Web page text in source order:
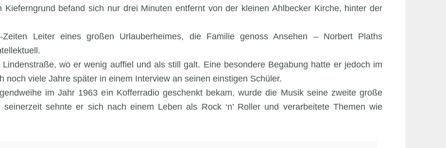
befand sich nur drei Minuten entfernt von der kleinen Ahlbecker Kirche, hinter der
Leiter eines großen Urlauberheimes, die Familie genoss Ansehen – Norbert Plaths
wo er wenig auffiel und als still galt. Eine besondere Begabung hatte er jedoch im
noch viele Jahre später in einem Interview an seinen einstigen Schüler.
im Jahr 1963 ein Kofferradio geschenkt bekam, wurde die Musik seine zweite große
sehnte er sich nach einem Leben als Rock ‘n’ Roller und verarbeitete Themen wie